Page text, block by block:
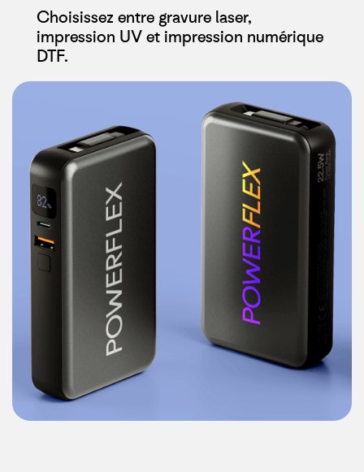
Choisissez entre gravure laser,
impression UV et impression numérique
DTF.